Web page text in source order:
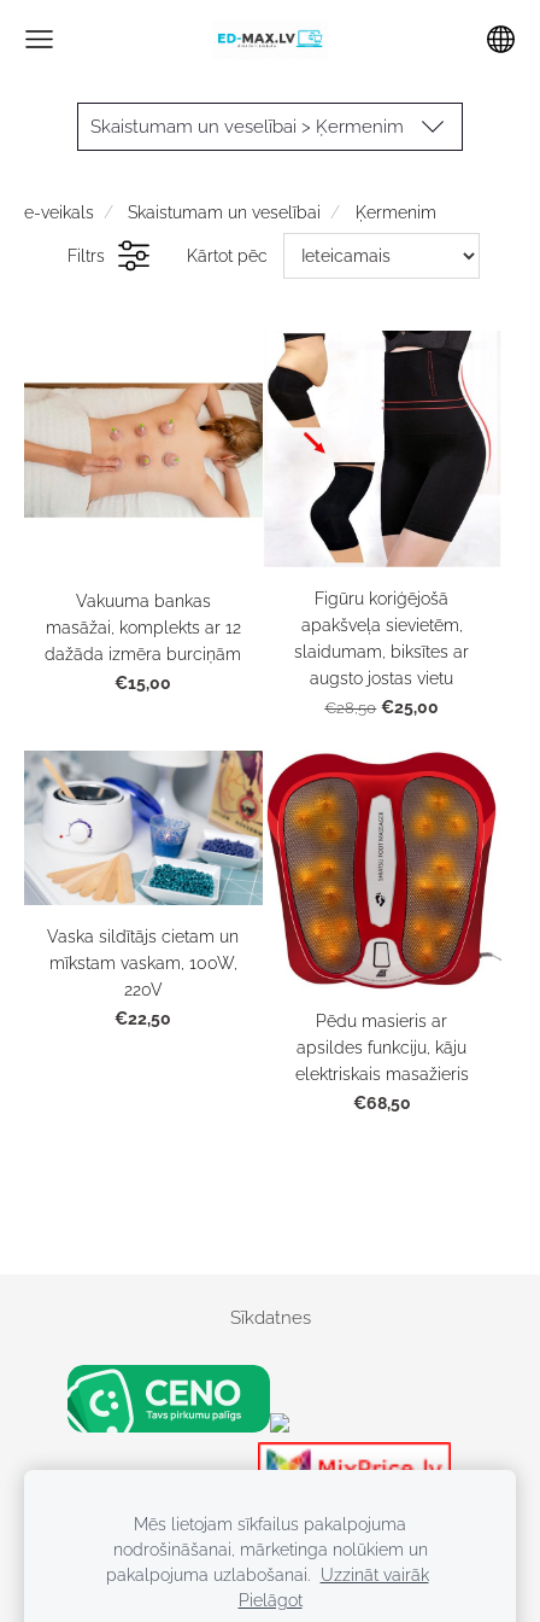
Skaistumam un veselībai > Ķermenim
e-veikals Skaistumam un veselībai Ķermenim
Filtrs Kārtot pēc
Vakuuma bankas
masāžai, komplekts ar 12
dažāda izmēra burciņām
€15,00
Figūru koriģējošā
apakšveļa sievietēm,
slaidumam, biksītes ar
augsto jostas vietu
€28,50 €25,00
Vaska sildītājs cietam un
mīkstam vaskam, 100W,
220V
€22,50
Pēdu masieris ar
apsildes funkciju, kāju
elektriskais masažieris
€68,50
Sīkdatnes
S
Kosmētika, Batuti,
Mēs lietojam sīkfailus pakalpojuma
nodrošināšanai, mārketinga nolūkiem un
pakalpojuma uzlabošanai.
Uzzināt vairāk
Pielāgot